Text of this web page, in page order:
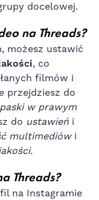
docelowej.
na Threads?
możesz ustawić
, co
filmów i
przejdziesz do
w prawym
do ustawień i
multimediów i
Threads?
na Instagramie